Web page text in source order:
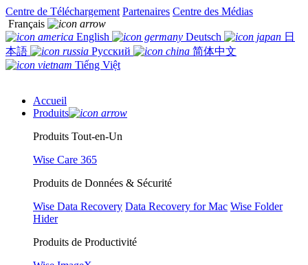
Centre de Téléchargement Partenaires Centre des Médias
Français
English
Deutsch
日
本語
Русский
简体中文
Tiếng Việt
Accueil
Produits
Produits Tout-en-Un
Wise Care 365
Produits de Données & Sécurité
Wise Data Recovery Data Recovery for Mac Wise Folder
Hider
Produits de Productivité